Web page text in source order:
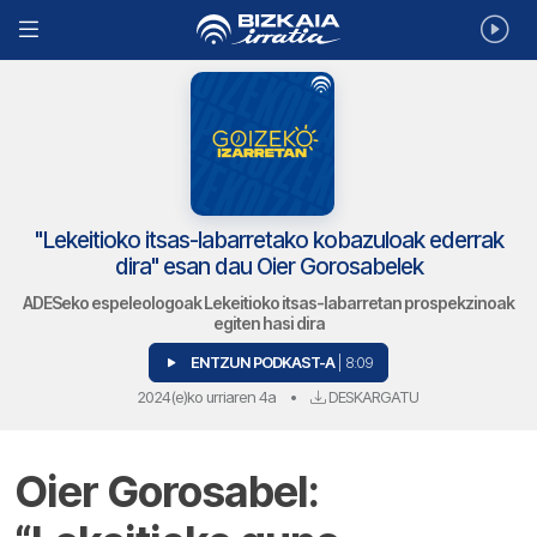
"Lekeitioko itsas-labarretako kobazuloak ederrak
dira" esan dau Oier Gorosabelek
ADESeko espeleologoak Lekeitioko itsas-labarretan prospekzinoak
egiten hasi dira
ENTZUN PODKAST-A | 8:09
2024(e)ko urriaren 4a • DESKARGATU
Oier Gorosabel: